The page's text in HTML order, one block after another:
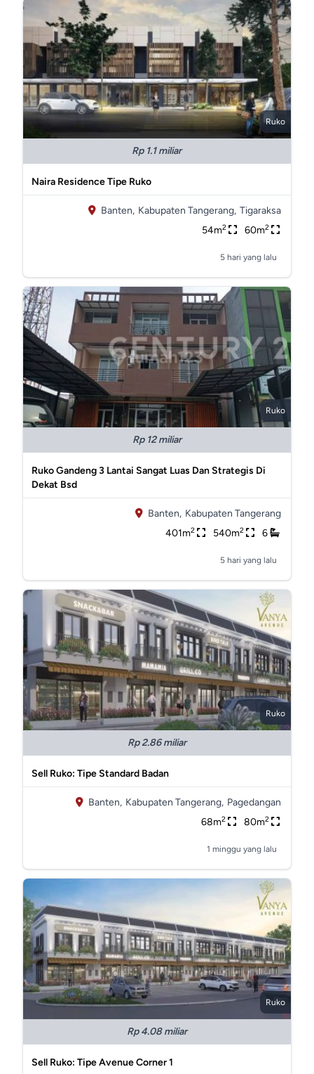
Ruko
Rp 1.1 miliar
Naira Residence Tipe Ruko
Banten, Kabupaten Tangerang, Tigaraksa
54m2 60m2
5 hari yang lalu
Ruko
Rp 12 miliar
Ruko Gandeng 3 Lantai Sangat Luas Dan Strategis Di
Dekat Bsd
Banten, Kabupaten Tangerang
401m2 540m2 6
5 hari yang lalu
Ruko
Rp 2.86 miliar
Sell Ruko: Tipe Standard Badan
Banten, Kabupaten Tangerang, Pagedangan
68m2 80m2
1 minggu yang lalu
Ruko
Rp 4.08 miliar
Sell Ruko: Tipe Avenue Corner 1